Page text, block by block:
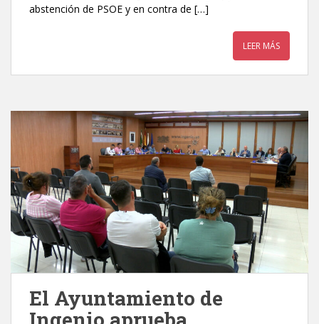
abstención de PSOE y en contra de […]
LEER MÁS
El Ayuntamiento de